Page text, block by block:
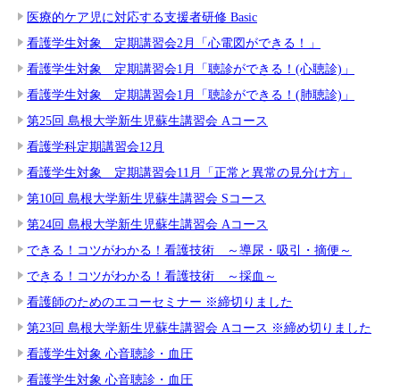
医療的ケア児に対応する支援者研修 Basic
看護学生対象 定期講習会2月「心電図ができる！」
看護学生対象 定期講習会1月「聴診ができる！(心聴診)」
看護学生対象 定期講習会1月「聴診ができる！(肺聴診)」
第25回 島根大学新生児蘇生講習会 Aコース
看護学科定期講習会12月
看護学生対象 定期講習会11月「正常と異常の見分け方」
第10回 島根大学新生児蘇生講習会 Sコース
第24回 島根大学新生児蘇生講習会 Aコース
できる！コツがわかる！看護技術 ～導尿・吸引・摘便～
できる！コツがわかる！看護技術 ～採血～
看護師のためのエコーセミナー ※締切りました
第23回 島根大学新生児蘇生講習会 Aコース ※締め切りました
看護学生対象 心音聴診・血圧
看護学生対象 心音聴診・血圧